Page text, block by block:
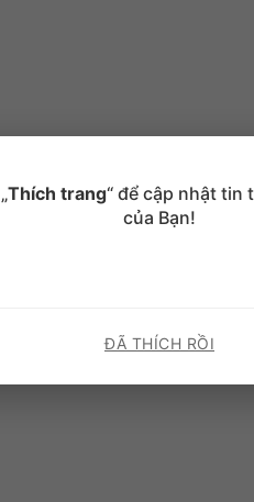
Thích trang“ để cập nhật tin
của Bạn!
ĐÃ THÍCH RỒI